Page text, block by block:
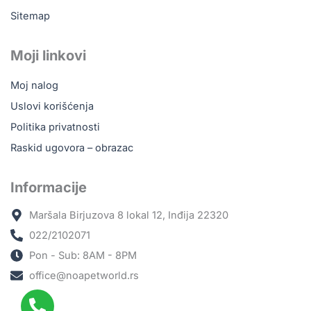
Sitemap
Moji linkovi
Moj nalog
Uslovi korišćenja
Politika privatnosti
Raskid ugovora – obrazac
Informacije
Maršala Birjuzova 8 lokal 12, Inđija 22320
022/2102071
Pon - Sub: 8AM - 8PM
office@noapetworld.rs